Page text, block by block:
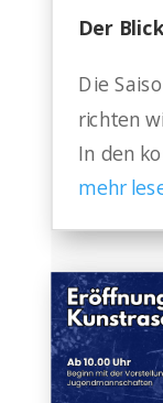
Der
Die
richten
In den
mehr